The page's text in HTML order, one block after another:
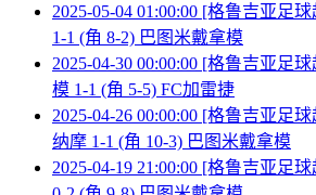
2025-05-04 01:00:00 [格鲁吉亚足
1-1 (角 8-2) 巴图米戴拿模
2025-04-30 00:00:00 [格鲁吉亚足
模 1-1 (角 5-5) FC加雷捷
2025-04-26 00:00:00 [格鲁吉亚足
纳摩 1-1 (角 10-3) 巴图米戴拿模
2025-04-19 21:00:00 [格鲁吉亚足